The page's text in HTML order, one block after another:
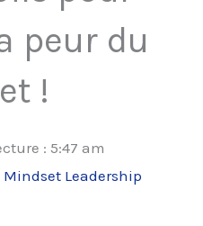
peur du
!
: 5:47 am
Mindset Leadership